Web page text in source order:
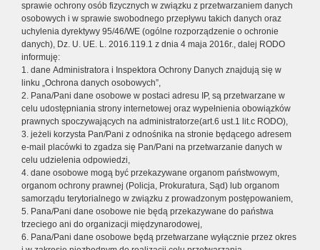
sprawie ochrony osób fizycznych w związku z przetwarzaniem danych
osobowych i w sprawie swobodnego przepływu takich danych oraz
uchylenia dyrektywy 95/46/WE (ogólne rozporządzenie o ochronie
danych), Dz. U. UE. L. 2016.119.1 z dnia 4 maja 2016r., dalej RODO
informuję:
1. dane Administratora i Inspektora Ochrony Danych znajdują się w
linku „Ochrona danych osobowych”,
2. Pana/Pani dane osobowe w postaci adresu IP, są przetwarzane w
celu udostępniania strony internetowej oraz wypełnienia obowiązków
prawnych spoczywających na administratorze(art.6 ust.1 lit.c RODO),
3. jeżeli korzysta Pan/Pani z odnośnika na stronie będącego adresem
e-mail placówki to zgadza się Pan/Pani na przetwarzanie danych w
celu udzielenia odpowiedzi,
4. dane osobowe mogą być przekazywane organom państwowym,
organom ochrony prawnej (Policja, Prokuratura, Sąd) lub organom
samorządu terytorialnego w związku z prowadzonym postępowaniem,
5. Pana/Pani dane osobowe nie będą przekazywane do państwa
trzeciego ani do organizacji międzynarodowej,
6. Pana/Pani dane osobowe będą przetwarzane wyłącznie przez okres